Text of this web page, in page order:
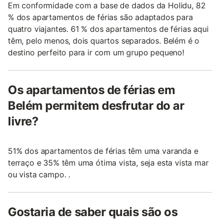
Em conformidade com a base de dados da Holidu, 82
% dos apartamentos de férias são adaptados para
quatro viajantes. 61 % dos apartamentos de férias aqui
têm, pelo menos, dois quartos separados. Belém é o
destino perfeito para ir com um grupo pequeno!
Os apartamentos de férias em
Belém permitem desfrutar do ar
livre?
51% dos apartamentos de férias têm uma varanda e
terraço e 35% têm uma ótima vista, seja esta vista mar
ou vista campo. .
Gostaria de saber quais são os